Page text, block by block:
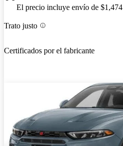
El precio incluye envío de $1,474
Trato justo
Certificados por el fabricante